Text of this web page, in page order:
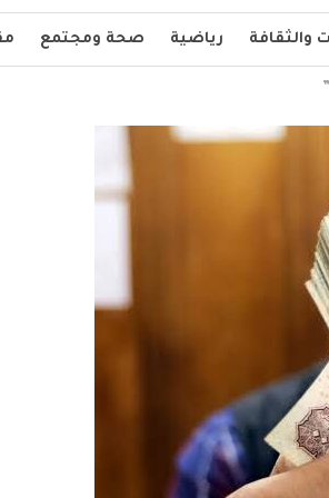
والثقافة رياضية صحة ومجتمع